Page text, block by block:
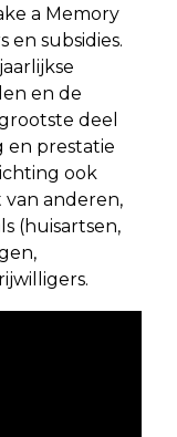
a Memory
en subsidies.
en de
deel
en prestatie
ook
anderen,
(huisartsen,